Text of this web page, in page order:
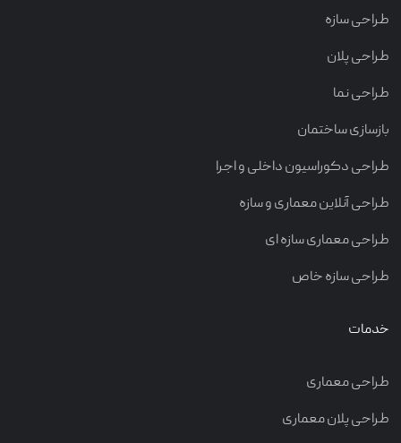
طراحی سازه
طراحی پلان
طراحی نما
بازسازی ساختمان
طراحی دکوراسیون داخلی و اجرا
طراحی آنلاین معماری و سازه
طراحی معماری سازه ای
طراحی سازه خاص
خدمات
طراحی معماری
طراحی پلان معماری